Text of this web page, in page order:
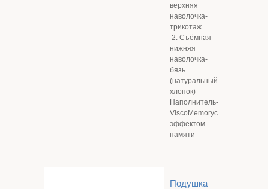
верхняя
наволочка-
трикотаж
2. Съёмная
нижняя
наволочка-
бязь
(натуральный
хлопок)
Наполнитель-
ViscoMemoryс
эффектом
памяти
Подушка